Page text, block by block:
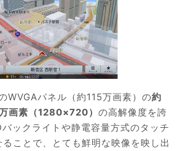
WVGAパネル（約115万画素）の約
画素（1280×720） の高解像度を誇
ックライトや静電容量方式のタッチ
ことで、とても鮮明な映像を映し出